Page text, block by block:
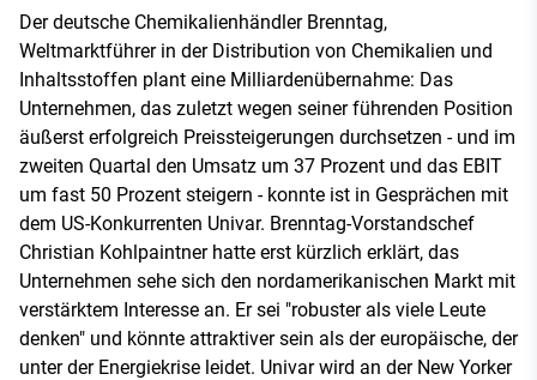
Der deutsche Chemikalienhändler Brenntag,
Weltmarktführer in der Distribution von Chemikalien und
Inhaltsstoffen plant eine Milliardenübernahme: Das
Unternehmen, das zuletzt wegen seiner führenden Position
äußerst erfolgreich Preissteigerungen durchsetzen - und im
zweiten Quartal den Umsatz um 37 Prozent und das EBIT
um fast 50 Prozent steigern - konnte ist in Gesprächen mit
dem US-Konkurrenten Univar. Brenntag-Vorstandschef
Christian Kohlpaintner hatte erst kürzlich erklärt, das
Unternehmen sehe sich den nordamerikanischen Markt mit
verstärktem Interesse an. Er sei "robuster als viele Leute
denken" und könnte attraktiver sein als der europäische, der
unter der Energiekrise leidet. Univar wird an der New Yorker